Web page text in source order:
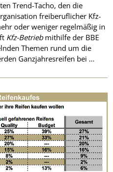
Trend-Tacho, den die
freiberuflicher Kfz-
oder weniger regelmäßig in
Kfz-Betriebmithilfe der BBE
Themen rund um die
Ganzjahresreifen bei …